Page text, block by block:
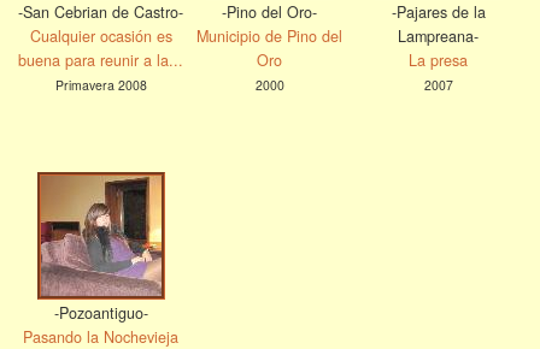
-San Cebrian de Castro-
Cualquier ocasión es
buena para reunir a la...
Primavera 2008
-Pino del Oro-
Municipio de Pino del
Oro
2000
-Pajares de la
Lampreana-
La presa
2007
-Pozoantiguo-
Pasando la Nochevieja